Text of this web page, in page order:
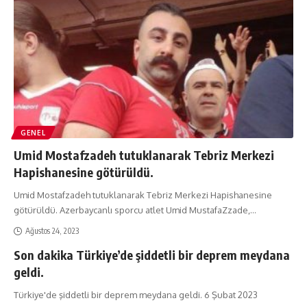
GENEL
Umid Mostafzadeh tutuklanarak Tebriz Merkezi
Hapishanesine götürüldü.
Umid Mostafzadeh tutuklanarak Tebriz Merkezi Hapishanesine
götürüldü. Azerbaycanlı sporcu atlet Umid MustafaZzade, …
Ağustos 24, 2023
Son dakika Türkiye’de şiddetli bir deprem meydana
geldi.
Türkiye'de şiddetli bir deprem meydana geldi. 6 Şubat 2023